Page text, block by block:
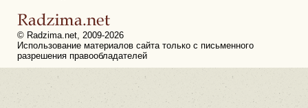
© Radzima.net, 2009-2026
Использование материалов сайта только с письменного
разрешения правообладателей